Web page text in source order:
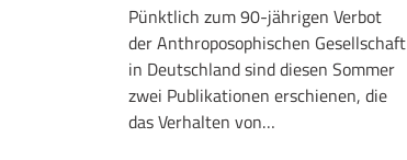
Pünktlich zum 90-jährigen Verbot
der Anthroposophischen Gesellschaft
in Deutschland sind diesen Sommer
zwei Publikationen erschienen, die
das Verhalten von…